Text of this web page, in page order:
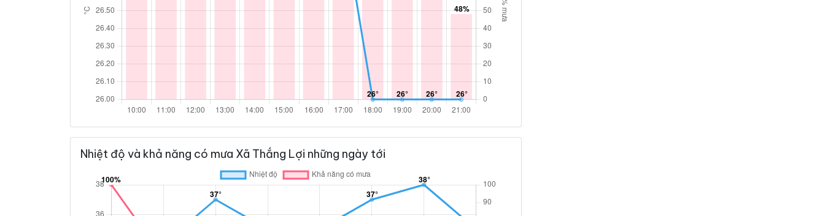
Nhiệt độ và khả năng có mưa Xã Thắng Lợi những ngày tới